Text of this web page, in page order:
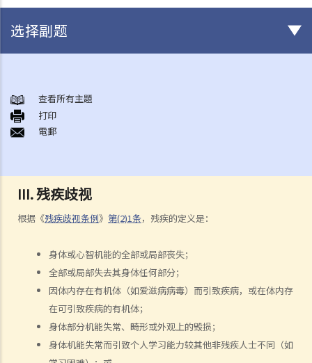
III. 残疾歧视
根据《残疾歧视条例》 第(2)1条，残疾的定义是：
身体或心智机能的全部或局部丧失；
全部或局部失去其身体任何部分；
因体内存在有机体（如爱滋病病毒）而引致疾病，或在体内存
在可引致疾病的有机体；
身体部分机能失常、畸形或外观上的毁损；
身体机能失常而引致个人学习能力较其他非残疾人士不同（如
选择副题
1. 哪些香港法例是主要的反歧视法例?
2. 平等机会委员会（简称平机会）之职能是甚么?
性别歧视
可以引用「真正的职业资格」作为性别歧视之豁免理由？
2. 就问题1 所述，如雇主被投诉或控告，他们是否需要证明「真正的职
业资格」确实存在，才可以免除性别歧视之法律责任？如在有关工作中
3. 年龄如何会与性别歧视有关连？如在求职或购买货品（或服务）时将
不同的年龄要求引用于男性及女性求职者或顾客，是否违法？
4. 怎样为之性骚扰？《性别歧视条例》是否监管到在所有环境或场所发
生的性骚扰行为？
5. 如果阁下被性骚扰，可以做些甚么？
6. 如性骚扰事件发生在写字楼或其他工作地方内，雇主是否需要负上责
查看所有主題
打印
電郵